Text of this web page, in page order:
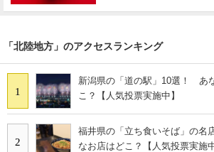
「北陸地方」のアクセスランキング
1
新潟県の「道の駅」10選！ あ
こ？【人気投票実施中】
2
福井県の「立ち食いそば」の名
なお店はどこ？【人気投票実施中